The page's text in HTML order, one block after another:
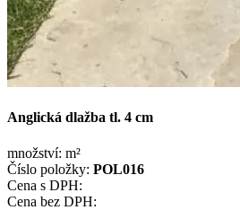
Anglická dlažba tl. 4 cm
množství: m²
Číslo položky: POL016
Cena s DPH:
Cena bez DPH: